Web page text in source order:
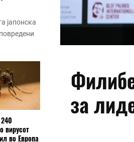
за
јапонска
вирусот
во Европа